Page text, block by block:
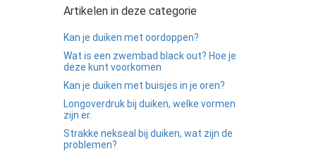
Artikelen in deze categorie
Kan je duiken met oordoppen?
Wat is een zwembad black out? Hoe je
deze kunt voorkomen
Kan je duiken met buisjes in je oren?
Longoverdruk bij duiken, welke vormen
zijn er.
Strakke nekseal bij duiken, wat zijn de
problemen?